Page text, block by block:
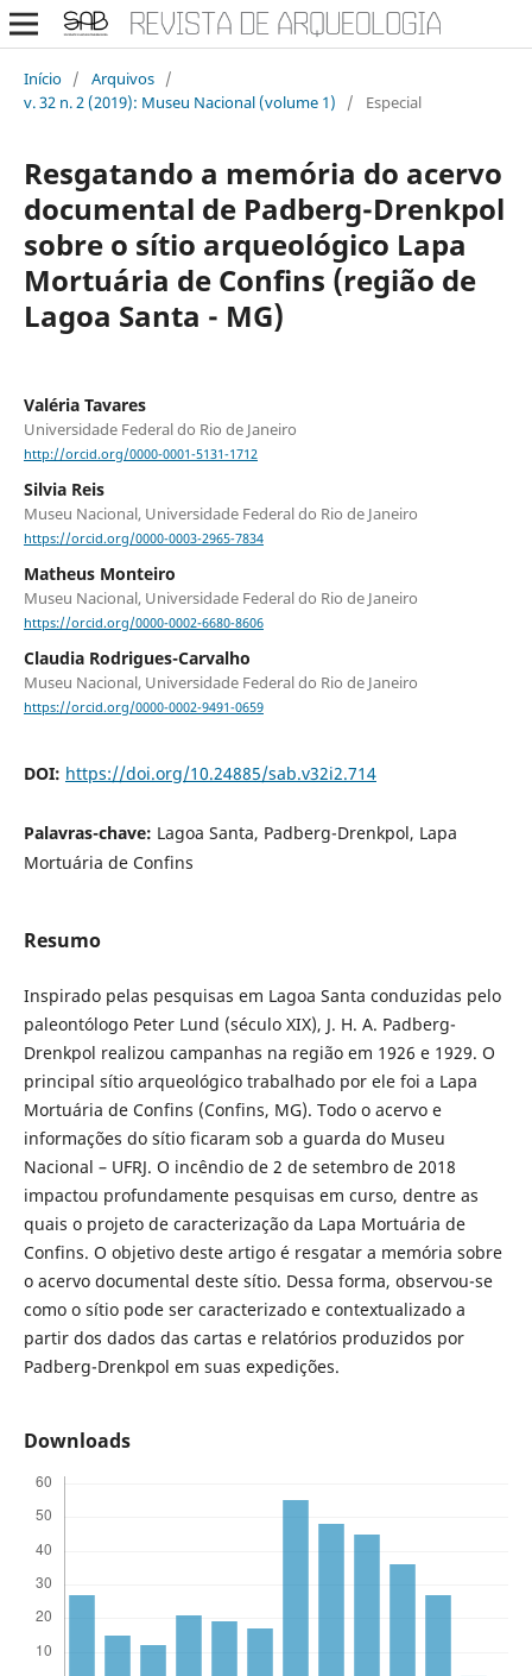
Início / Arquivos /
v. 32 n. 2 (2019): Museu Nacional (volume 1)
/ Especial
Resgatando a memória do acervo
documental de Padberg-Drenkpol
sobre o sítio arqueológico Lapa
Mortuária de Confins (região de
Lagoa Santa - MG)
Valéria Tavares
Universidade Federal do Rio de Janeiro
http://orcid.org/0000-0001-5131-1712
Silvia Reis
Museu Nacional, Universidade Federal do Rio de Janeiro
https://orcid.org/0000-0003-2965-7834
Matheus Monteiro
Museu Nacional, Universidade Federal do Rio de Janeiro
https://orcid.org/0000-0002-6680-8606
Claudia Rodrigues-Carvalho
Museu Nacional, Universidade Federal do Rio de Janeiro
https://orcid.org/0000-0002-9491-0659
DOI: https://doi.org/10.24885/sab.v32i2.714
Palavras-chave: Lagoa Santa, Padberg-Drenkpol, Lapa
Mortuária de Confins
Resumo
Inspirado pelas pesquisas em Lagoa Santa conduzidas pelo
paleontólogo Peter Lund (século XIX), J. H. A. Padberg-
Drenkpol realizou campanhas na região em 1926 e 1929. O
principal sítio arqueológico trabalhado por ele foi a Lapa
Mortuária de Confins (Confins, MG). Todo o acervo e
informações do sítio ficaram sob a guarda do Museu
Nacional – UFRJ. O incêndio de 2 de setembro de 2018
impactou profundamente pesquisas em curso, dentre as
quais o projeto de caracterização da Lapa Mortuária de
Confins. O objetivo deste artigo é resgatar a memória sobre
o acervo documental deste sítio. Dessa forma, observou-se
como o sítio pode ser caracterizado e contextualizado a
partir dos dados das cartas e relatórios produzidos por
Padberg-Drenkpol em suas expedições.
Downloads